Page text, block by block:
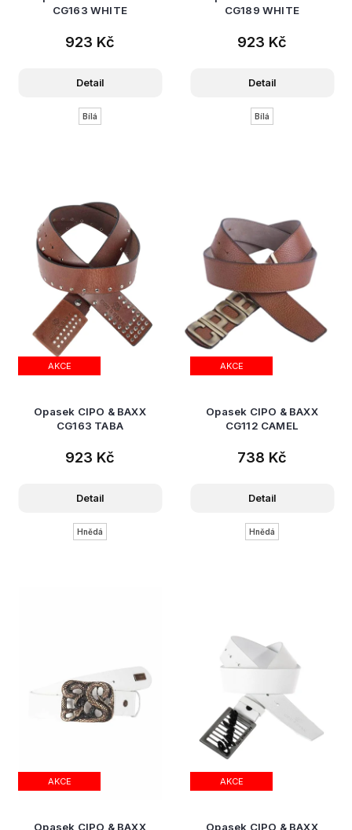
CG163 WHITE
923 Kč
Detail
Bílá
CG189 WHITE
923 Kč
Detail
Bílá
AKCE
Opasek CIPO & BAXX
CG163 TABA
923 Kč
Detail
Hnědá
AKCE
Opasek CIPO & BAXX
CG112 CAMEL
738 Kč
Detail
Hnědá
AKCE
Opasek CIPO & BAXX
AKCE
Opasek CIPO & BAXX